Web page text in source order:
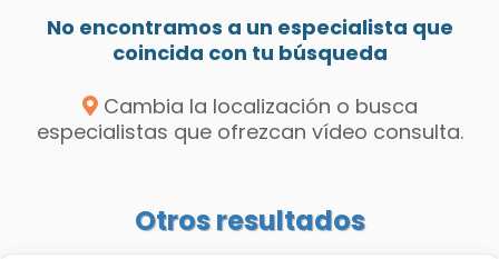
No encontramos a un especialista que
coincida con tu búsqueda
Cambia la localización o busca
especialistas que ofrezcan vídeo consulta.
Otros resultados